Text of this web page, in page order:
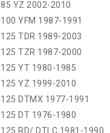
85 YZ 2002-2010
100 YFM 1987-1991
125 TDR 1989-2003
125 TZR 1987-2000
125 YT 1980-1985
125 YZ 1999-2010
125 DTMX 1977-1991
125 DT 1976-1980
125 RD/ DTLC 1981-1990